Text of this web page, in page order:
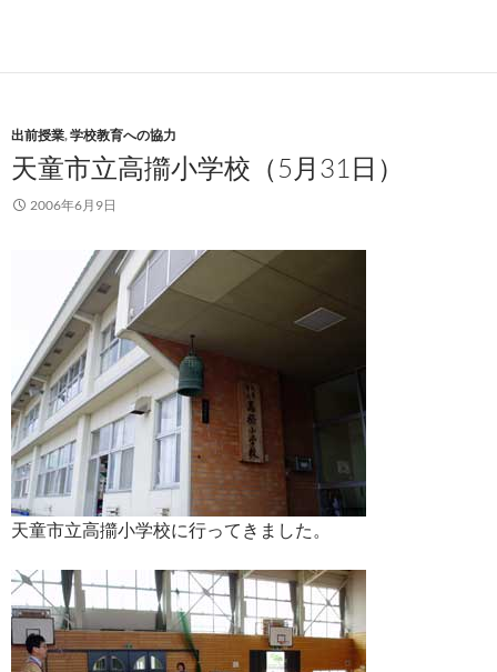
出前授業,学校教育への協力
天童市立高擶小学校（5月31日）
2006年6月9日
天童市立高擶小学校に行ってきました。